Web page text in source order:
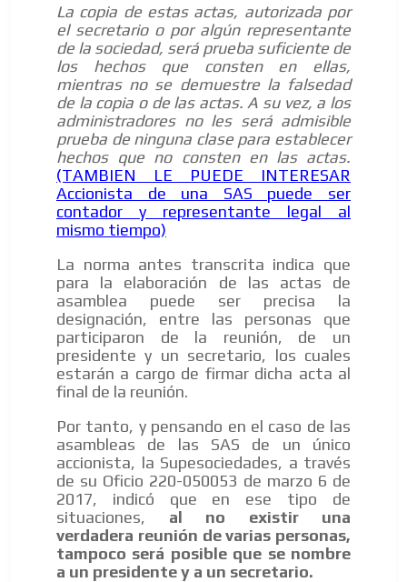
La copia de estas actas, autorizada por
el secretario o por algún representante
de la sociedad, será prueba suficiente de
los hechos que consten en ellas,
mientras no se demuestre la falsedad
de la copia o de las actas. A su vez, a los
administradores no les será admisible
prueba de ninguna clase para establecer
hechos que no consten en las actas.
(TAMBIEN LE PUEDE INTERESAR
Accionista de una SAS puede ser
contador y representante legal al
mismo tiempo)
La norma antes transcrita indica que
para la elaboración de las actas de
asamblea puede ser precisa la
designación, entre las personas que
participaron de la reunión, de un
presidente y un secretario, los cuales
estarán a cargo de firmar dicha acta al
final de la reunión.
Por tanto, y pensando en el caso de las
asambleas de las SAS de un único
accionista, la Supesociedades, a través
de su Oficio 220-050053 de marzo 6 de
2017, indicó que en ese tipo de
situaciones, al no existir una
verdadera reunión de varias personas,
tampoco será posible que se nombre
a un presidente y a un secretario.